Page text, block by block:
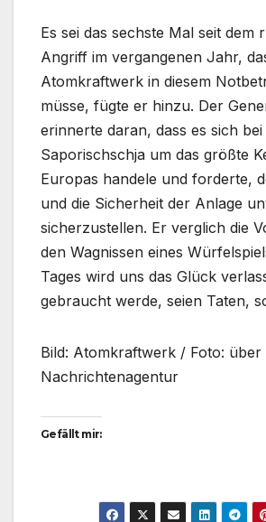
Es sei das sechste Mal seit dem
Angriff im vergangenen Jahr,
Atomkraftwerk in diesem
müsse, fügte er hinzu. Der
erinnerte daran, dass es sich
Saporischschja um das größte
Europas handele und forderte,
und die Sicherheit der Anlage
sicherzustellen. Er verglich die
den Wagnissen eines
Tages wird uns das Glück
gebraucht werde, seien Taten,
Bild: Atomkraftwerk / Foto: über
Nachrichtenagentur
Gefällt mir: